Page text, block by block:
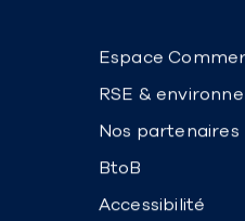
Espace
RSE &
Nos partenaires
BtoB
Accessibilité